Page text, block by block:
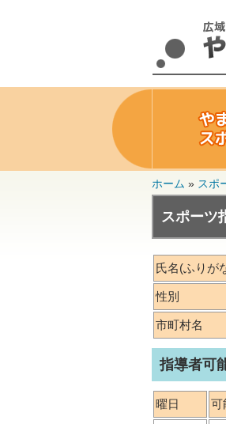
ホーム » スポ
スポーツ
氏名(ふりが
性別
市町村名
指導者可
曜日 可